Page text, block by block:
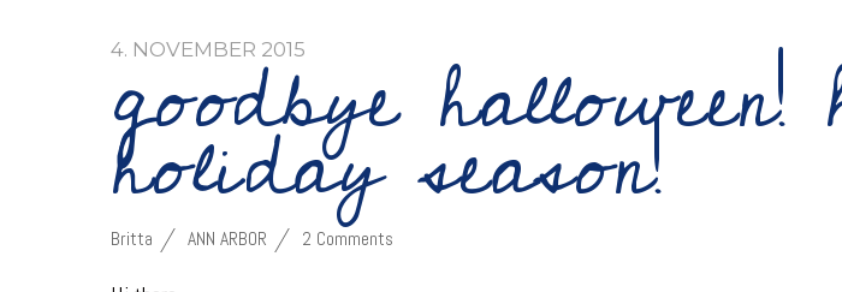
4. NOVEMBER 2015
goodbye halloween!
holiday season!
Britta ANN ARBOR 2 Comments